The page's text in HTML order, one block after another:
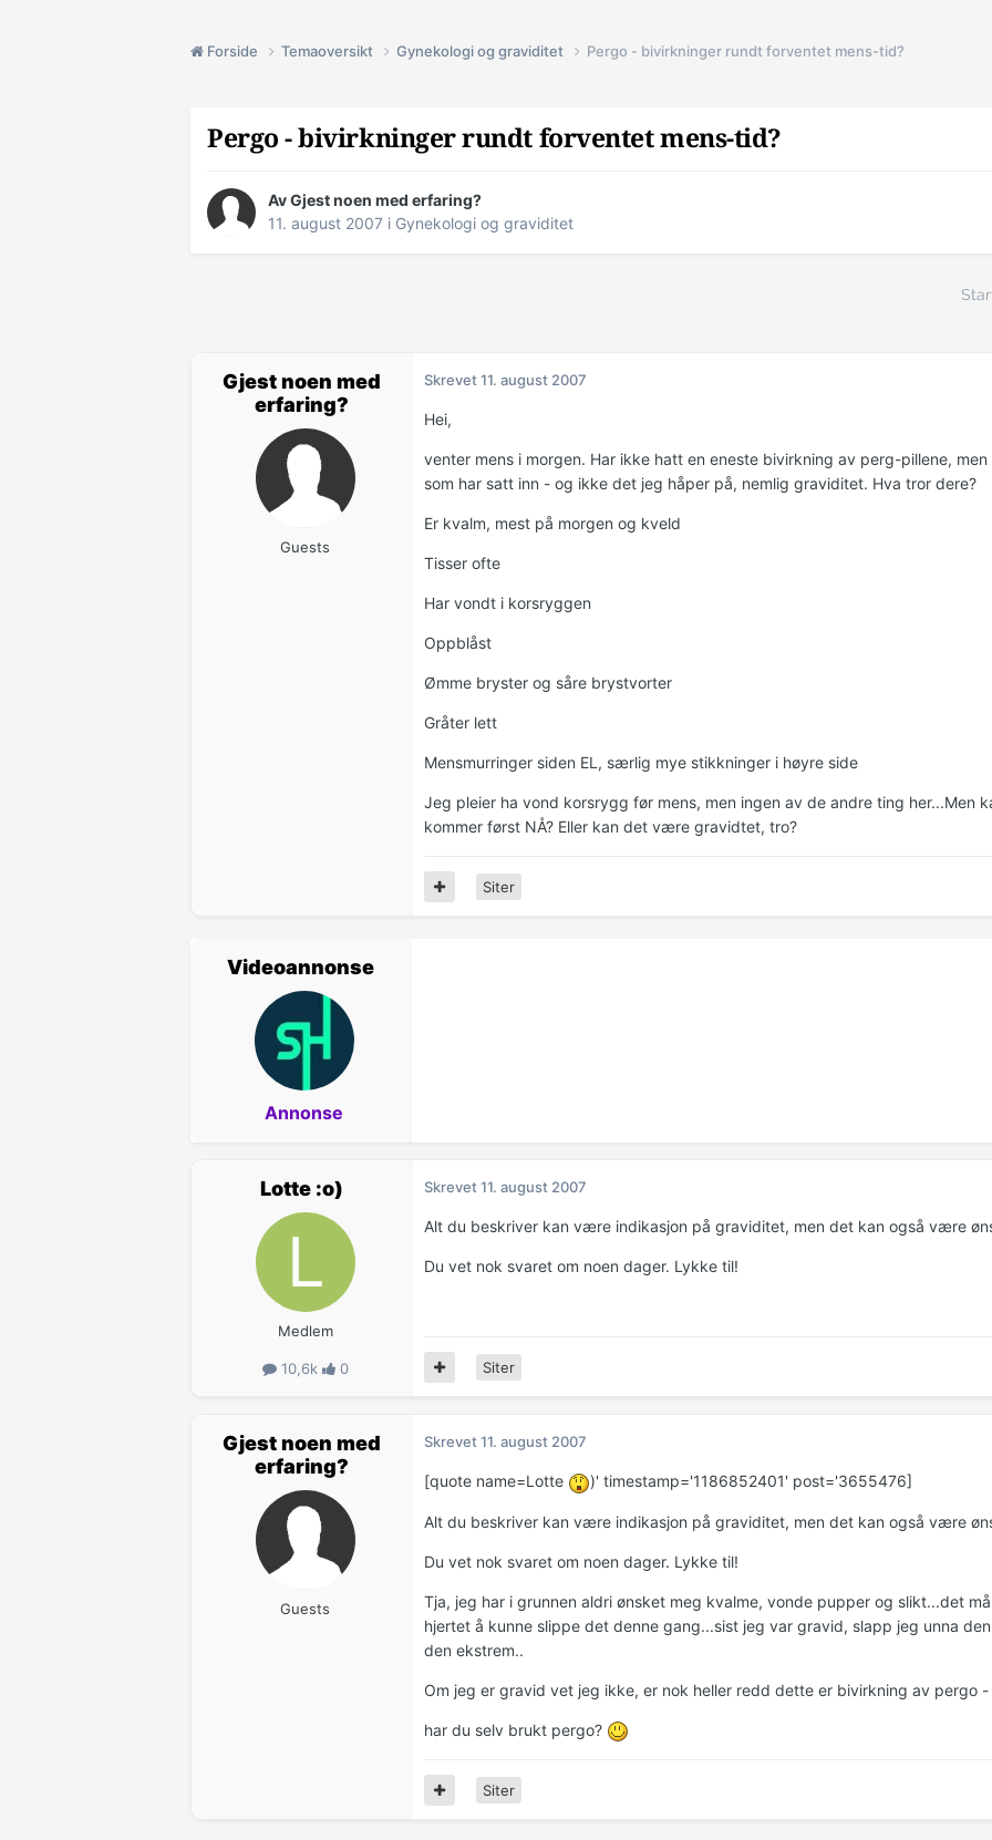
Forside Temaoversikt Gynekologi og graviditet Pergo - bivirkninger rundt forventet mens-tid?
Pergo - bivirkninger rundt forventet mens-tid?
Av Gjest noen med erfaring?
11. august 2007 i Gynekologi og graviditet
Gjest noen med
erfaring?
Guests
Skrevet11. august 2007
Hei,
venter mens i morgen. Har ikke hatt en eneste bivirkning av perg-pillene,
som har satt inn - og ikke det jeg håper på, nemlig graviditet. Hva tror dere?
Er kvalm, mest på morgen og kveld
Tisser ofte
Har vondt i korsryggen
Oppblåst
Ømme bryster og såre brystvorter
Gråter lett
Mensmurringer siden EL, særlig mye stikkninger i høyre side
Jeg pleier ha vond korsrygg før mens, men ingen av de andre ting her...Men
kommer først NÅ? Eller kan det være gravidtet, tro?
Siter
Videoannonse
Annonse
Lotte :o)
Medlem
10,6k 0
Skrevet11. august 2007
Alt du beskriver kan være indikasjon på graviditet, men det kan også være
Du vet nok svaret om noen dager. Lykke til!
Siter
Gjest noen med
erfaring?
Guests
Skrevet11. august 2007
[quote name=Lotte )' timestamp='1186852401' post='3655476]
Alt du beskriver kan være indikasjon på graviditet, men det kan også være
Du vet nok svaret om noen dager. Lykke til!
Tja, jeg har i grunnen aldri ønsket meg kvalme, vonde pupper og slikt...det
hjertet å kunne slippe det denne gang...sist jeg var gravid, slapp jeg unna
den ekstrem..
Om jeg er gravid vet jeg ikke, er nok heller redd dette er bivirkning av pergo
har du selv brukt pergo?
Siter